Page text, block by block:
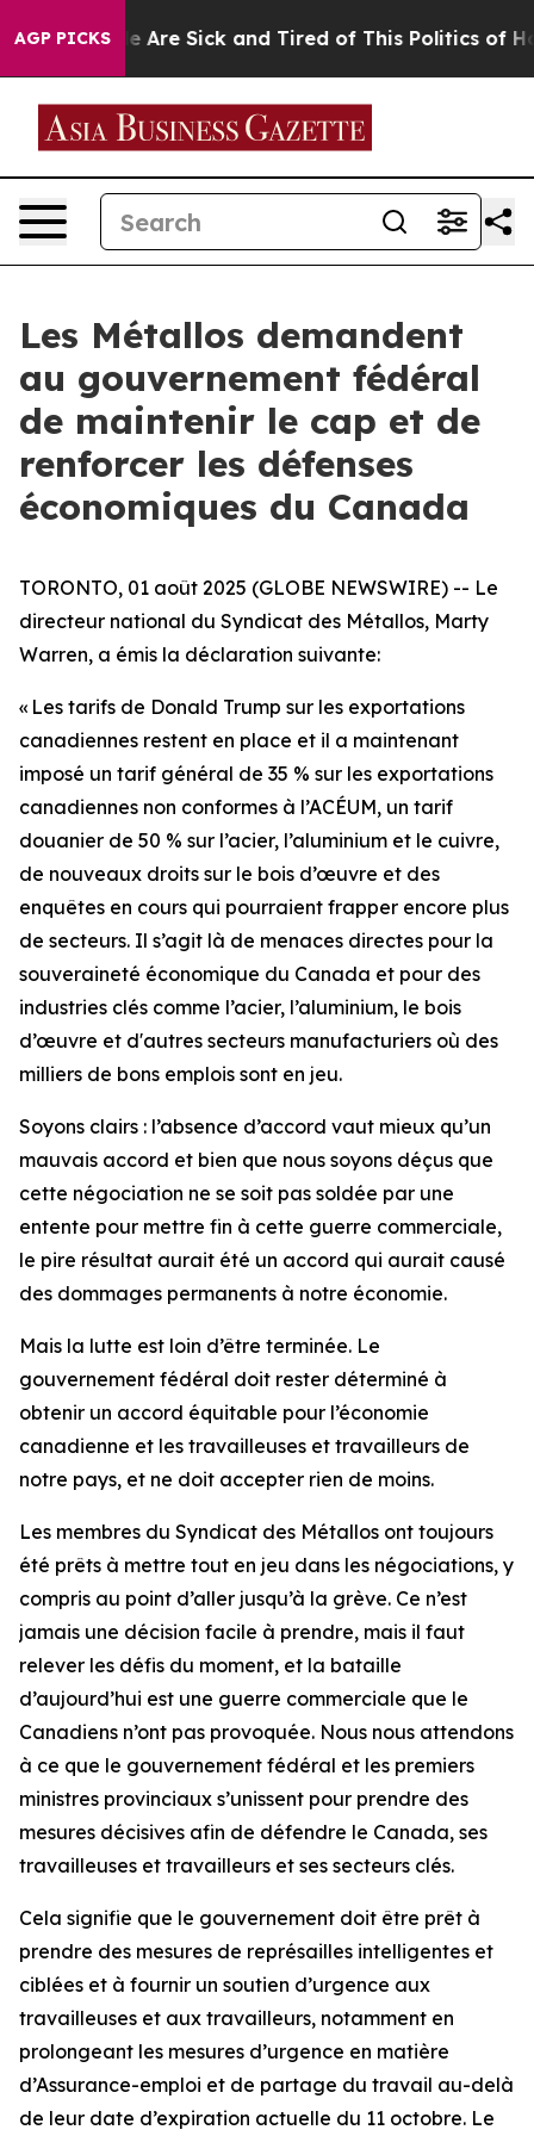
AGP PICKS
“People Are Sick and Tired of This Politics of
Les Métallos demandent
au gouvernement fédéral
de maintenir le cap et de
renforcer les défenses
économiques du Canada
TORONTO, 01 août 2025 (GLOBE NEWSWIRE) -- Le
directeur national du Syndicat des Métallos, Marty
Warren, a émis la déclaration suivante:
« Les tarifs de Donald Trump sur les exportations
canadiennes restent en place et il a maintenant
imposé un tarif général de 35 % sur les exportations
canadiennes non conformes à l’ACÉUM, un tarif
douanier de 50 % sur l’acier, l’aluminium et le cuivre,
de nouveaux droits sur le bois d’œuvre et des
enquêtes en cours qui pourraient frapper encore plus
de secteurs. Il s’agit là de menaces directes pour la
souveraineté économique du Canada et pour des
industries clés comme l’acier, l’aluminium, le bois
d’œuvre et d'autres secteurs manufacturiers où des
milliers de bons emplois sont en jeu.
Soyons clairs : l’absence d’accord vaut mieux qu’un
mauvais accord et bien que nous soyons déçus que
cette négociation ne se soit pas soldée par une
entente pour mettre fin à cette guerre commerciale,
le pire résultat aurait été un accord qui aurait causé
des dommages permanents à notre économie.
Mais la lutte est loin d’être terminée. Le
gouvernement fédéral doit rester déterminé à
obtenir un accord équitable pour l’économie
canadienne et les travailleuses et travailleurs de
notre pays, et ne doit accepter rien de moins.
Les membres du Syndicat des Métallos ont toujours
été prêts à mettre tout en jeu dans les négociations, y
compris au point d’aller jusqu’à la grève. Ce n’est
jamais une décision facile à prendre, mais il faut
relever les défis du moment, et la bataille
d’aujourd’hui est une guerre commerciale que le
Canadiens n’ont pas provoquée. Nous nous attendons
à ce que le gouvernement fédéral et les premiers
ministres provinciaux s’unissent pour prendre des
mesures décisives afin de défendre le Canada, ses
travailleuses et travailleurs et ses secteurs clés.
Cela signifie que le gouvernement doit être prêt à
prendre des mesures de représailles intelligentes et
ciblées et à fournir un soutien d’urgence aux
travailleuses et aux travailleurs, notamment en
prolongeant les mesures d’urgence en matière
d’Assurance-emploi et de partage du travail au-delà
de leur date d’expiration actuelle du 11 octobre. Le